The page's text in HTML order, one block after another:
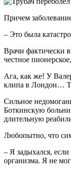
Причем
– Это была
Врачи фактически
честное
Ага, как же! У
клипа в Лондон…
Сильное
Боткинскую
длительную
Любопытно, что
– Я задыхался,
организма. Я не